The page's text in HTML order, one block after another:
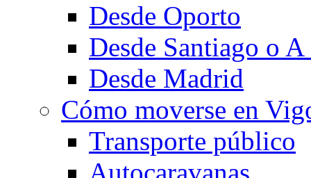
Desde Oporto
Desde Santiago o
Desde Madrid
Cómo moverse en
Transporte público